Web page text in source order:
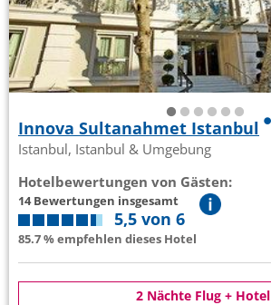
Innova Sultanahmet Istanbul
Istanbul, Istanbul & Umgebung
Hotelbewertungen von Gästen:
14 Bewertungen insgesamt
5,5 von 6
85.7 % empfehlen dieses Hotel
2 Nächte Flug + Hotel